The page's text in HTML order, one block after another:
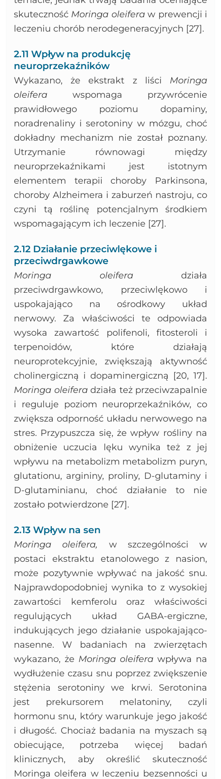
skuteczność Moringa oleiferaw prewencji i
leczeniu chorób nerodegeneracyjnych [27].
2.11 Wpływ na produkcję
neuroprzekaźników
Wykazano, że ekstrakt z liści Moringa
oleifera wspomaga przywrócenie
prawidłowego poziomu dopaminy,
noradrenaliny i serotoniny w mózgu, choć
dokładny mechanizm nie został poznany.
Utrzymanie równowagi między
neuroprzekaźnikami jest istotnym
elementem terapii choroby Parkinsona,
choroby Alzheimera i zaburzeń nastroju, co
czyni tą roślinę potencjalnym środkiem
wspomagającym ich leczenie [27].
2.12 Działanie przeciwlękowe i
przeciwdrgawkowe
Moringa oleiferadziała
przeciwdrgawkowo, przeciwlękowo i
uspokajająco na ośrodkowy układ
nerwowy. Za właściwości te odpowiada
wysoka zawartość polifenoli, fitosteroli i
terpenoidów, które działają
neuroprotekcyjnie, zwiększają aktywność
cholinergiczną i dopaminergiczną [20, 17].
Moringa oleiferadziała też przeciwzapalnie
i reguluje poziom neuroprzekaźników, co
zwiększa odporność układu nerwowego na
stres. Przypuszcza się, że wpływ rośliny na
obniżenie uczucia lęku wynika też z jej
wpływu na metabolizm metabolizm puryn,
glutationu, argininy, proliny, D-glutaminy i
D-glutaminianu, choć działanie to nie
zostało potwierdzone [27].
2.13 Wpływ na sen
Moringa oleifera,
w szczególności w
postaci ekstraktu etanolowego z nasion,
może pozytywnie wpływać na jakość snu.
Najprawdopodobniej wynika to z wysokiej
zawartości kemferolu oraz właściwości
regulujących układ GABA-ergiczne,
indukujących jego działanie uspokajająco-
nasenne. W badaniach na zwierzętach
wykazano, że Moringa oleifera wpływa na
wydłużenie czasu snu poprzez zwiększenie
stężenia serotoniny we krwi. Serotonina
jest prekursorem melatoniny, czyli
hormonu snu, który warunkuje jego jakość
i długość. Chociaż badania na myszach są
obiecujące, potrzeba więcej badań
klinicznych, aby określić skuteczność
Moringa oleifera w leczeniu bezsenności u